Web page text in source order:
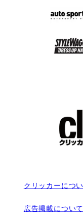
クリッカーにつ
広告掲載について